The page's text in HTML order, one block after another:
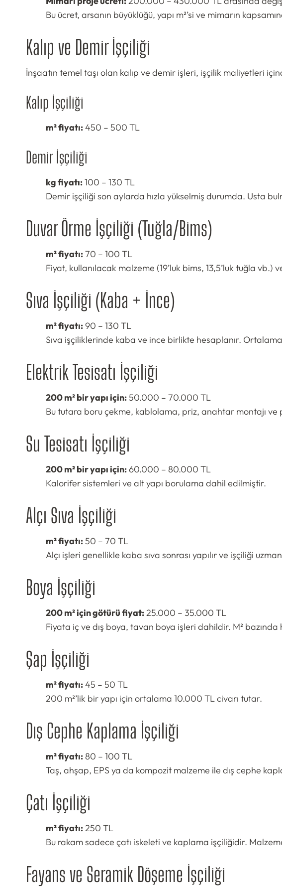
Bu ücret, arsanın büyüklüğü, yapı m²’si ve mimarın
Kalıp ve Demir İşçiliği
İnşaatın temel taşı olan kalıp ve demir işleri, işçilik maliyetleri
Kalıp İşçiliği
m² fiyatı:450 – 500 TL
Demir İşçiliği
kg fiyatı:100 – 130 TL
Demir işçiliği son aylarda hızla yükselmiş durumda. Usta
Duvar Örme İşçiliği (Tuğla/Bims)
m² fiyatı:70 – 100 TL
Fiyat, kullanılacak malzeme (19’luk bims, 13,5’luk tuğla
Sıva İşçiliği (Kaba + İnce)
m² fiyatı:90 – 130 TL
Sıva işçiliklerinde kaba ve ince birlikte hesaplanır.
Elektrik Tesisatı İşçiliği
200 m² bir yapı için:50.000 – 70.000 TL
Bu tutara boru çekme, kablolama, priz, anahtar montajı
Su Tesisatı İşçiliği
200 m² bir yapı için:60.000 – 80.000 TL
Kalorifer sistemleri ve alt yapı borulama dahil edilmiştir.
Alçı Sıva İşçiliği
m² fiyatı:50 – 70 TL
Alçı işleri genellikle kaba sıva sonrası yapılır ve işçiliği
Boya İşçiliği
200 m² için götürü fiyat:25.000 – 35.000 TL
Fiyata iç ve dış boya, tavan boya işleri dahildir. M²
Şap İşçiliği
m² fiyatı:45 – 50 TL
200 m²’lik bir yapı için ortalama 10.000 TL civarı tutar.
Dış Cephe Kaplama İşçiliği
m² fiyatı: 80 – 100 TL
Taş, ahşap, EPS ya da kompozit malzeme ile dış cephe
Çatı İşçiliği
m² fiyatı:250 TL
Bu rakam sadece çatı iskeleti ve kaplama işçiliğidir.
Fayans ve Seramik Döşeme İşçiliği